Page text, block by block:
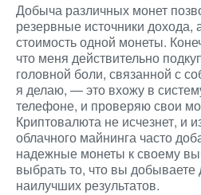
Добыча различных монет
резервные источники дохода,
стоимость одной монеты.
что меня действительно
головной боли, связанной с
я делаю, — это вхожу в
телефоне, и проверяю свои
Криптовалюта не исчезнет, ​​и
облачного майнинга часто
надежные монеты к своему
выбрать то, что вы добываете
наилучших результатов.